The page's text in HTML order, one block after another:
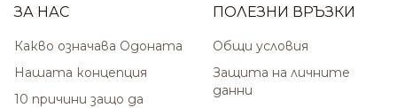
ЗА НАС
Какво означава Одоната
Нашата концепция
10 причини защо да
ПОЛЕЗНИ ВРЪЗКИ
Общи условия
Защита на личните
данни